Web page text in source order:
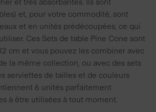
et, pour votre commodité, sont
et en unités prédécoupées, ce qui
Ces Sets de table Pine Cone sont
cm et vous pouvez les combiner avec
la même collection, ou avec des sets
serviettes de tailles et de couleurs
6 unités parfaitement
à être utilisées à tout moment.